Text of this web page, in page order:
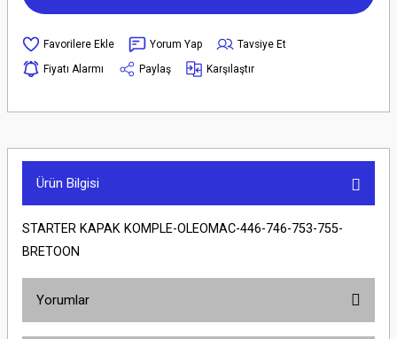
Yorum Yap
Tavsiye Et
Fiyatı Alarmı
Paylaş Karşılaştır
Ürün Bilgisi
STARTER KAPAK KOMPLE-OLEOMAC-446-746-753-755-
BRETOON
Yorumlar